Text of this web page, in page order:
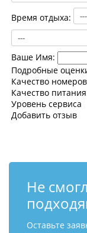
Время отдыха:
Ваше Имя:
Подробные
Качество номеров
Качество питания
Уровень сервиса
Добавить отзыв
Не
Оставьте